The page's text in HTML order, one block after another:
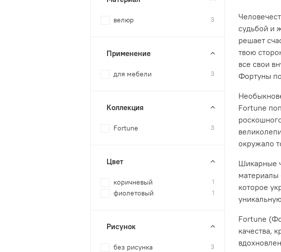
судьбой и
решает
твою
все свои
Фортуны
Fortune
окружало
Шикарные
материалы
которое
Fortune
качества,
велюр 3
Применение
для мебели 3
Коллекция
Fortune 3
Цвет
коричневый 1
фиолетовый 1
Рисунок
без рисунка 3